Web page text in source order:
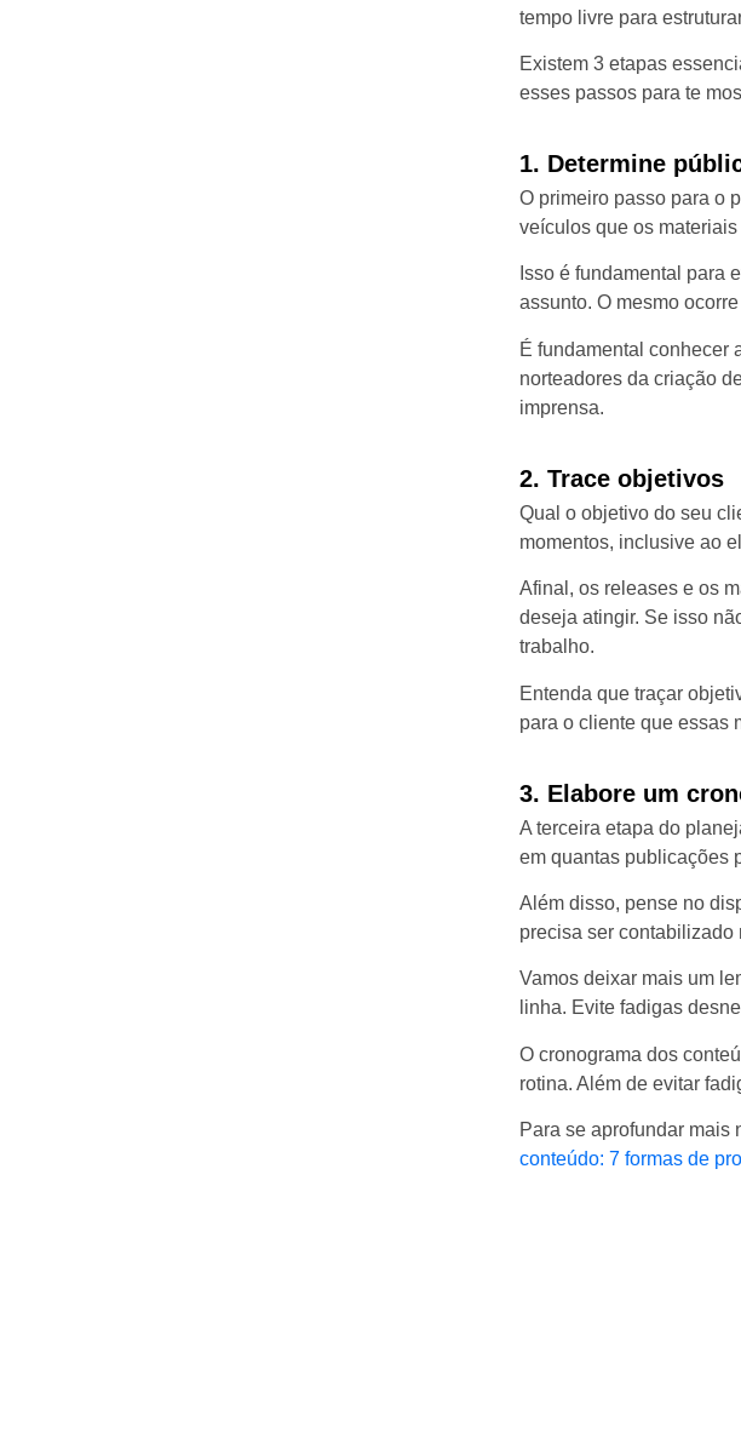
tempo livre para
Existem 3 etapas
esses passos para te
1. Determine
O primeiro passo para o
veículos que os
Isso é fundamental para
assunto. O mesmo
É fundamental conhecer
norteadores da criação
imprensa.
2. Trace objetivos
Qual o objetivo do seu
momentos, inclusive ao
Afinal, os releases e os
deseja atingir. Se isso
trabalho.
Entenda que traçar
para o cliente que essas
3. Elabore um
A terceira etapa do
em quantas publicações
Além disso, pense no
precisa ser contabilizado
Vamos deixar mais um
linha. Evite fadigas
O cronograma dos
rotina. Além de evitar
Para se aprofundar mais
conteúdo: 7 formas de